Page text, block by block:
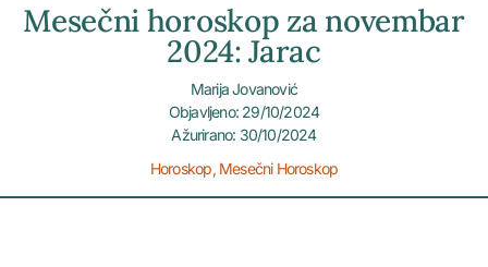
Mesečni horoskop za novembar
2024: Jarac
Marija Jovanović
Objavljeno: 29/10/2024
Ažurirano: 30/10/2024
Horoskop, Mesečni Horoskop